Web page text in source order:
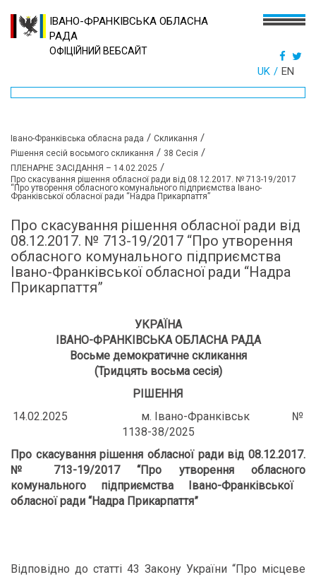
ІВАНО-ФРАНКІВСЬКА ОБЛАСНА
РАДА
ОФІЦІЙНИЙ ВЕБСАЙТ
UK EN
Івано-Франківська обласна рада / Скликання /
Рішення сесій восьмого скликання / 38 Сесія /
ПЛЕНАРНЕ ЗАСІДАННЯ – 14.02.2025 /
Про скасування рішення обласної ради від 08.12.2017. № 713-19/2017
“Про утворення обласного комунального підприємства Івано-
Франківської обласної ради “Надра Прикарпаття”
Про скасування рішення обласної ради від
08.12.2017. № 713-19/2017 “Про утворення
обласного комунального підприємства
Івано-Франківської обласної ради “Надра
Прикарпаття”
УКРАЇНА
ІВАНО-ФРАНКІВСЬКА ОБЛАСНА РАДА
Восьме демократичне скликання
(Тридцять восьма сесія)
РІШЕННЯ
14.02.2025 м. Івано-Франківськ №
1138-38/2025
Про скасування рішення обласної ради від 08.12.2017.
№ 713-19/2017“Про утворення обласного
комунального підприємства Івано-Франківської
обласної ради “Надра Прикарпаття”
Відповідно до статті 43 Закону України “Про місцеве